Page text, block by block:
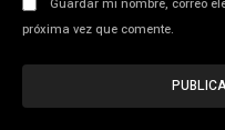
Guardar mi nombre, correo
próxima vez que comente.